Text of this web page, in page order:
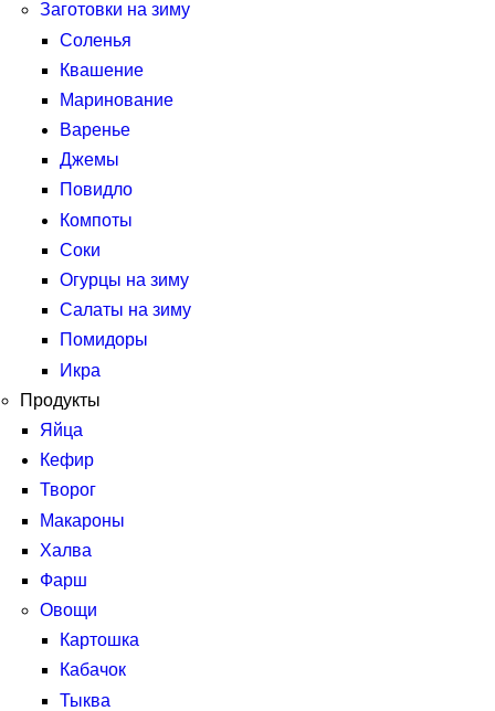
Заготовки на зиму
Соленья
Квашение
Маринование
Варенье
Джемы
Повидло
Компоты
Соки
Огурцы на зиму
Салаты на зиму
Помидоры
Икра
Продукты
Яйца
Кефир
Творог
Макароны
Халва
Фарш
Овощи
Картошка
Кабачок
Тыква